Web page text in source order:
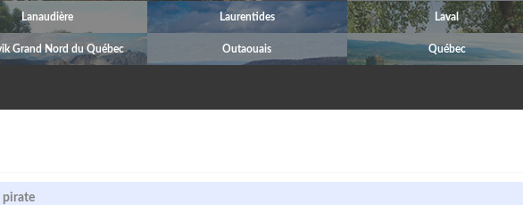
Lanaudière Laurentides Laval
Grand Nord du Québec Outaouais Québec